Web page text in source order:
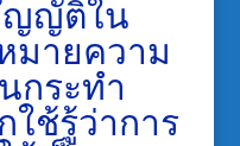
ญญัติใน
มายความ
กระทำ
ช้รู้ว่าการ